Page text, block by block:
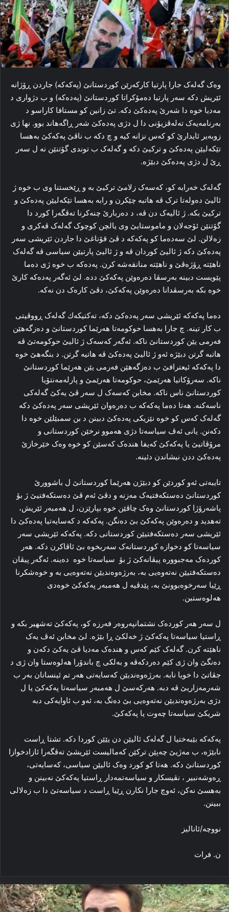
وه‌ک گه‌له‌ک جارا پارتیا كاركەرێن كوردستانێ (پەكەكە) جاردن ڕۆژانه‌
ئێریش دكە سه‌ر پارتیا دەمۆكراتا كوردستانێ (پەدەکە) و ب دژواری د
مه‌دیا خوه‌ دا‌ شه‌رێ پەدەکێ دکه‌. تێ زانین کو مستافا کاراسو د
به‌رنامه‌یه‌ک ته‌له‌ڤزیۆنی دا‌ ل دژی پەدەکێ شه‌ر ڕاگەهاند بوو. نها ژی
زوبه‌یر ئایدارێ کو که‌س نزانە کیه‌ و چ دکه‌ ب ناڤێ پەکەکێ به‌هسا
تێكەلیێن پەدەکێ و ترکیێ دکه‌ و گه‌له‌ک ب توندی گۆتنێن نه‌ ل سه‌ر
ڕێ ل دژی پەدەکێ دبێژه.
گه‌له‌ک خه‌رابه‌ کو، که‌سه‌ک زلامێ ترکیێ بە‌ و ڕێخستنا وی ب خوه‌ ژ
ئالیێ ده‌وله‌تا ترک ڤه‌ هاتبە چێکرن و رابە به‌هسا تێكەلیێن پەدەکێ و
ترکیێ‌ بکه‌. ژ ئالیه‌ک دن ڤه‌، د ده‌ربارێ چنەكرنا ته‌ڤگه‌را کورد دا‌
گۆتنێن ئۆجەلان و ماموستایێ وی یالچن کوچوک گه‌له‌ک ڤەكری و
زەلالن‌. لێ سه‌ده‌ما کو پەکەکە د ڤێ قۆناغێ دا‌ جاردن ئێریشی سەر
پەدەکێ دکه‌ ژ ئالیێ کوردان ڤه‌ و ژ ئالیێ پارتیێن سیاسی ڤه‌ گه‌له‌ک
ناھێتە ڕۆژه‌ڤێ و ناھێتە منانقەشە كرن. پەدەکە ب خوه‌ ژی ده‌ما
پێویست دبینه‌ به‌رسڤا ده‌ره‌وێن پەکەکێ دده‌. لێ ئه‌گه‌ر پەدەکە کارێ
خوه‌ بکه‌ به‌رسڤدانا ده‌ره‌وێن پەکەکێ، دڤێ کاره‌ک دن نه‌که‌.
ده‌ما پەکەکە ئێریشی سەر پەدەکێ دکه‌، ته‌کتیکه‌ك گه‌له‌ک ڕووڤیتی
ب کار تینه‌. چ جارا به‌هسا حوکومه‌تا هه‌رێما کوردستانێ و ده‌زگه‌هێن
فه‌رمی یێن کوردستانێ ناکه‌. ئه‌گه‌ر که‌سه‌ک ژ ئالیێ حوکومه‌تێ ڤه‌
هاتبه‌ گرتن دبێژه‌ ئه‌و ژ ئالیێ پەدەکێ ڤه‌ هاتیه‌ گرتن. د بنگه‌هێ خوه‌
دا پەکەکە ئیعترافێ ب ده‌زگه‌هێن فه‌رمی یێن هه‌رێما کوردستانێ
ناکه‌. سه‌رۆکاتیا هه‌رێمێ، حوکومه‌تا هه‌رێمێ و پارله‌مه‌نتۆیا
کوردستانێ ناس ناکه‌. مخابن که‌سه‌ک ل سه‌ر ڤێ یه‌کێ گه‌له‌کی
ناسه‌کنه‌. هه‌تا ده‌ما پەکەکە ب ده‌ره‌وان ئێریشی سەر پەدەکێ دکه‌
گه‌له‌ک که‌س کو خوه‌ نێزیکی پەدەکێ دبینن د بن سمبێلێن خوه‌ دا
دکه‌نن. یانی ئه‌ڤ سیاسه‌تا دژی هه‌موو نرخێن کوردستانی و
مرۆڤاتیێ یا پەکەکێ که‌یفا هنده‌ک که‌سێن کو خوه‌ وه‌ک خێرخازێ
پەدەکێ ددن نیشاندن دئینە‌.
تایبه‌تی ئه‌و کوردێن کو دبێژن هه‌رێما کوردستانێ ل باشوورێ
کوردستانێ ده‌ستکه‌فتیه‌ک مه‌زنه‌ و دڤێ ئه‌م ڤێ ده‌ستکه‌فتیێ ژ بۆ
پاشه‌رۆژا کوردستانێ وه‌ک چاڤێن خوه‌ بپارێزن، ل هەمبه‌ر ئێریش،
ته‌هدید و ده‌ره‌وێن پەکەکێ بێ ده‌نگن. پەکەکە د که‌سایه‌تیا پەدەکێ دا‌
ئێریشی سەر ده‌ستکه‌فتیێن کوردستانی دکه‌. پەکەکە ئێریشی سەر
سیاسه‌تا کو دخوازه‌ کوردستانه‌ک سه‌ربخوه‌ بێ ئاڤاکرن دکه‌. هه‌ر
کورده‌ک مه‌جبووره‌ پیڤانه‌کێ ژ بۆ سیاسه‌تا خوه‌ ده‌ینە. ئه‌گه‌ر پیڤان
ده‌ستکه‌فتیێن نه‌ته‌وەیی به‌، به‌رژه‌وه‌ندیێن نه‌ته‌وەیی به‌ و خوه‌شکرنا
ڕێیا سه‌رخوه‌بوونێ به‌، پێدڤیە ل هەمبه‌ر پەکەکێ خوه‌دی
هه‌لوه‌ستبن.
ل سه‌ر هه‌ر کورده‌ک نشتمانپه‌روه‌ر فه‌رزه‌ کو، پەکەکێ ته‌شهیر بکه‌ و
ڕاستیا سیاسه‌تا پەکەکێ ژ خه‌لکێ ڕا‌ بێژه‌. لێ مخابن ئه‌ڤ یه‌ک
ناھێتە کرن. گه‌له‌ک کێم که‌س و هنده‌ک مه‌دیا ڤێ یه‌کێ دکەن‌ و
ده‌نگێ وان ژی کێم ده‌ردکه‌ڤه‌ و به‌لکی چ باندۆرا هه‌لوه‌ستا وان ژی د
جڤاتێ دا خویا نابە. به‌رژه‌وه‌ندیێن که‌سایه‌تی هه‌ر تم ئینسانان به‌ر ب
شه‌رمه‌زاریێ ڤه‌ دبه‌. هه‌رکه‌سێ ل هەمبه‌ر سیاسه‌تا پەکەکێ یا ل
دژی به‌رژه‌وه‌ندیێن نه‌ته‌وەیی بێ ده‌نگ به‌، ئه‌و ب ئاوایه‌کی دبه‌
شریکێ سیاسه‌تا چه‌وت یا پەکەکێ.
پەکەکە بێبه‌ختیا ل گه‌له‌ک ئالیێن دن یێێن کوردا دکه‌. تشتا ڕاست
نابێژه‌، ب مه‌ژیێ چه‌پێن ترکێن که‌مالیست ئێریشێ ته‌ڤگه‌را ئازادخوازا
کوردستانێ دکه‌. هه‌تا کو کورد وه‌ک ئالیێن سیاسی، که‌سایه‌تی،
ڕه‌وشه‌نبیر ، نڤیسکار و سیاسه‌تمه‌دار ڕاستیا پەکەکێ نه‌بینن و
به‌هسێ نه‌کن، ئه‌وچ جارا نکارن ڕێیا ڕاست د سیاسه‌تێ دا‌ ب زه‌لالی
ببینن.
نووچه‌/ئانالیز
ن. فرات